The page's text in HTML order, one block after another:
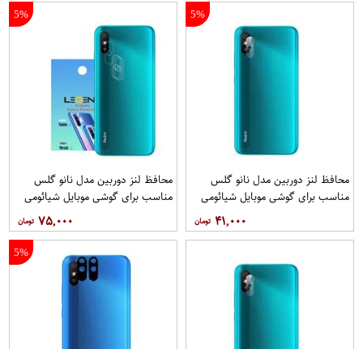
5%
محافظ لنز دوربین مدل نانو گلس
مناسب برای گوشی موبایل شیائومی
۴۱,۰۰۰
5%
محافظ لنز دوربین مدل نانو گلس
مناسب برای گوشی موبایل شیائومی
۷۵,۰۰۰
5%